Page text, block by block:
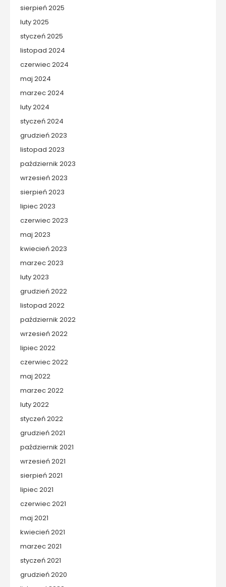
sierpień 2025
luty 2025
styczeń 2025
listopad 2024
czerwiec 2024
maj 2024
marzec 2024
luty 2024
styczeń 2024
grudzień 2023
listopad 2023
październik 2023
wrzesień 2023
sierpień 2023
lipiec 2023
czerwiec 2023
maj 2023
kwiecień 2023
marzec 2023
luty 2023
grudzień 2022
listopad 2022
październik 2022
wrzesień 2022
lipiec 2022
czerwiec 2022
maj 2022
marzec 2022
luty 2022
styczeń 2022
grudzień 2021
październik 2021
wrzesień 2021
sierpień 2021
lipiec 2021
czerwiec 2021
maj 2021
kwiecień 2021
marzec 2021
styczeń 2021
grudzień 2020